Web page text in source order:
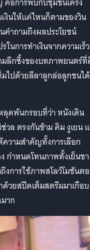
งินให้แค่ไหนก็ตามของวิน
คำถามถึงผลประโยชน์
นการทำเงินจากความเร็ว
ลึกซึ้งของบทภาพยนตร์
ไปด้วยลีลาลูกล่อลูกชนได้
ลุดพ้นกรอบที่ว่า หนังเดิน
วล ตรงกันข้าม คิม งูเยน
วามสำคัญทั้งการเลือก
กำหนดโทนภาพทั้งเย็นชา
การใช้ภาพสโลว์โมชันต
วยสปีดเต็มสตรีมมาเกือ
าก